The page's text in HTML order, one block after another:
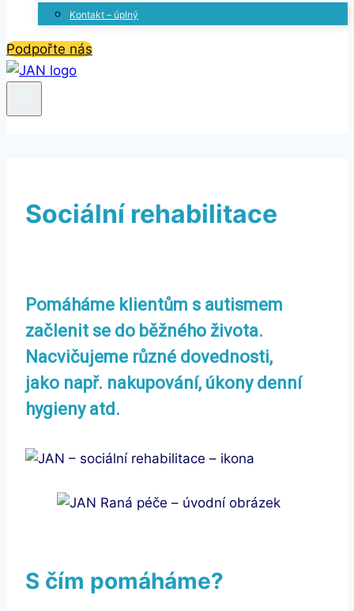
Kontakt – úplný
Podpořte nás
Sociální rehabilitace
Pomáháme klientům s autismem
začlenit se do běžného života.
Nacvičujeme různé dovednosti,
jako např. nakupování, úkony denní
hygieny atd.
S čím pomáháme?